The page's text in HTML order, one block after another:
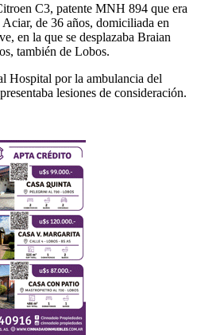
C3, patente MNH 894 que era
de 36 años, domiciliada en
en la que se desplazaba Braian
también de Lobos.
Hospital por la ambulancia del
lesiones de consideración.